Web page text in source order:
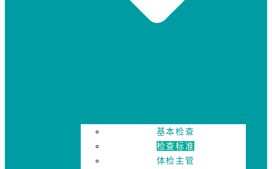
基本检查
检查标准
体检主管